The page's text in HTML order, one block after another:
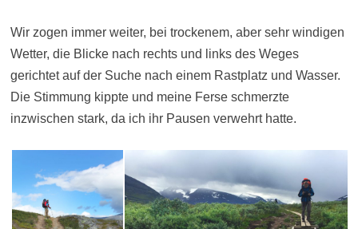
Wir zogen immer weiter, bei trockenem, aber sehr windigen
Wetter, die Blicke nach rechts und links des Weges
gerichtet auf der Suche nach einem Rastplatz und Wasser.
Die Stimmung kippte und meine Ferse schmerzte
inzwischen stark, da ich ihr Pausen verwehrt hatte.